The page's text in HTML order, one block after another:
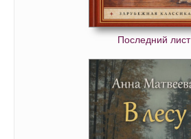
Последний лист